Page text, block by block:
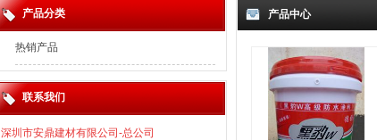
产品分类
热销产品
联系我们
深圳市安鼎建材有限公司-总公司
产品中心